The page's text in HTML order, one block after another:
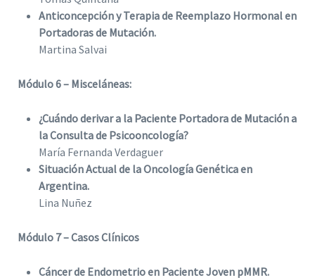
Anticoncepción y Terapia de Reemplazo Hormonal en
Portadoras de Mutación.
Martina Salvai
Módulo 6 – Misceláneas:
¿Cuándo derivar a la Paciente Portadora de Mutación a
la Consulta de Psicooncología?
María Fernanda Verdaguer
Situación Actual de la Oncología Genética en
Argentina.
Lina Nuñez
Módulo 7 – Casos Clínicos
Cáncer de Endometrio en Paciente Joven pMMR.